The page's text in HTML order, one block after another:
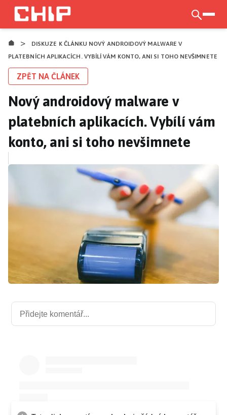
Přejít
hlavnímu
obsahu
>
DISKUZE K ČLÁNKU NOVÝ ANDROIDOVÝ MALWARE V
PLATEBNÍCH APLIKACÍCH. VYBÍLÍ VÁM KONTO, ANI SI TOHO NEVŠIMNETE
ZPĚT NA ČLÁNEK
Nový androidový malware v
platebních aplikacích. Vybílí vám
konto, ani si toho nevšimnete